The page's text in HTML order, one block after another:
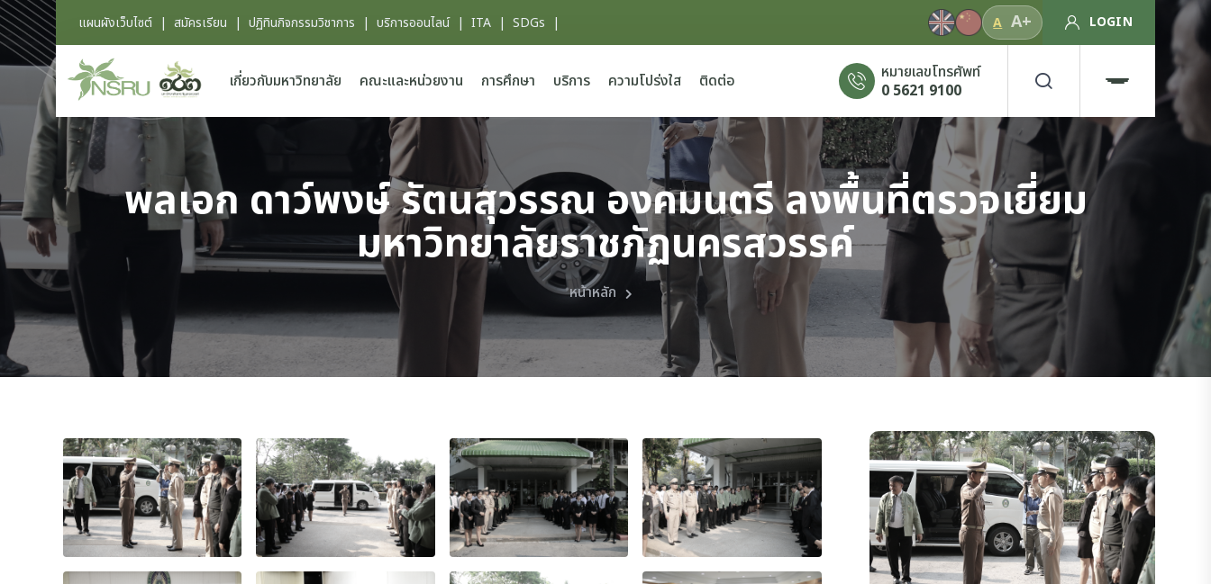
แผนผังเว็บไซต์ | สมัครเรียน | ปฏิทินกิจกรรมวิชาการ | บริการออนไลน์| ITA | SDGs | A A+ LOGIN
เกี่ยวกับมหาวิทยาลัย คณะและหน่วยงาน การศึกษา บริการ ความโปร่งใส ติดต่อ
หมายเลขโทรศัพท์
0 5621 9100
พลเอก ดาว์พงษ์ รัตนสุวรรณ องคมนตรี ลงพื้นที่ตรวจเยี่ยม
มหาวิทยาลัยราชภัฏนครสวรรค์
หน้าหลัก